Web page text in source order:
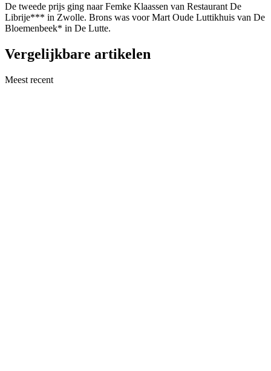
De tweede prijs ging naar Femke Klaassen van Restaurant De
Librije*** in Zwolle. Brons was voor Mart Oude Luttikhuis van De
Bloemenbeek* in De Lutte.
Vergelijkbare artikelen
Meest recent